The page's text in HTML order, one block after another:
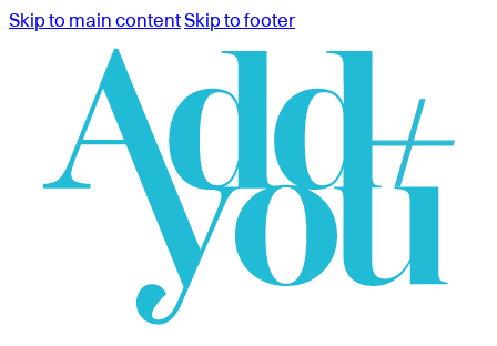
Skip to main contentSkip to footer